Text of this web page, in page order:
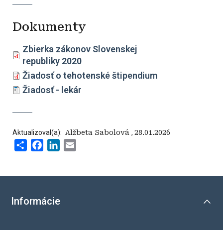
Dokumenty
Zbierka zákonov Slovenskej
republiky 2020
Žiadosť o tehotenské štipendium
Žiadosť - lekár
Aktualizoval(a): ‍ Alžbeta Sabolová , 28.01.2026
Share FacebookLinkedIn
Informácie